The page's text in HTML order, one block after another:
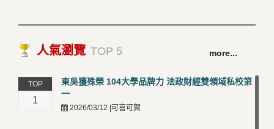
人氣瀏覽 TOP 5 more...
TOP
1
東吳獲殊榮 104大學品牌力 法政財經雙領域私校第
一
2026/03/12 |可喜可賀